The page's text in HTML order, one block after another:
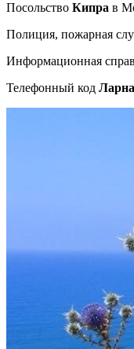
Посольство Кипра в
Полиция, пожарная
Информационная
Телефонный код